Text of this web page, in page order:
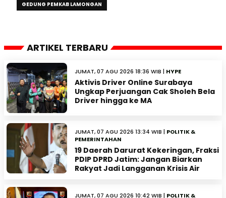
GEDUNG PEMKAB LAMONGAN
ARTIKEL TERBARU
JUMAT, 07 AGU 2026 18:36 WIB | HYPE
Aktivis Driver Online Surabaya
Ungkap Perjuangan Cak Sholeh Bela
Driver hingga ke MA
JUMAT, 07 AGU 2026 13:34 WIB | POLITIK &
PEMERINTAHAN
19 Daerah Darurat Kekeringan, Fraksi
PDIP DPRD Jatim: Jangan Biarkan
Rakyat Jadi Langganan Krisis Air
JUMAT, 07 AGU 2026 10:42 WIB | POLITIK &